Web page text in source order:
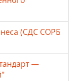
(СДС СОРБ
—